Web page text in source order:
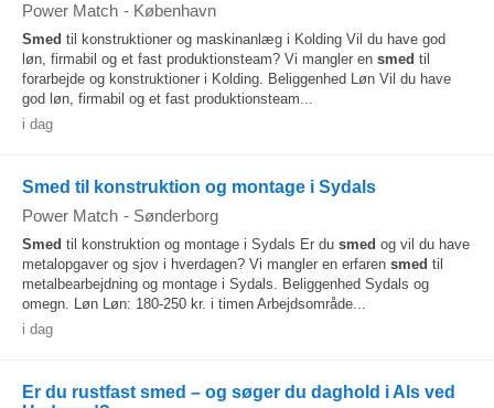
Power Match - København
Smed til konstruktioner og maskinanlæg i Kolding Vil du have god
løn, firmabil og et fast produktionsteam? Vi mangler en smed til
forarbejde og konstruktioner i Kolding. Beliggenhed Løn Vil du have
god løn, firmabil og et fast produktionsteam...
i dag
Smed til konstruktion og montage i Sydals
Power Match - Sønderborg
Smed til konstruktion og montage i Sydals Er du smed og vil du have
metalopgaver og sjov i hverdagen? Vi mangler en erfaren smed til
metalbearbejdning og montage i Sydals. Beliggenhed Sydals og
omegn. Løn Løn: 180-250 kr. i timen Arbejdsområde...
i dag
Er du rustfast smed – og søger du daghold i Als ved